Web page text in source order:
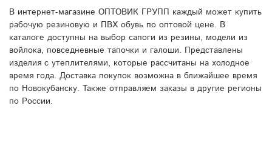
В интернет-магазине ОПТОВИК ГРУПП каждый может купить
рабочую резиновую и ПВХ обувь по оптовой цене. В
каталоге доступны на выбор сапоги из резины, модели из
войлока, повседневные тапочки и галоши. Представлены
изделия с утеплителями, которые рассчитаны на холодное
время года. Доставка покупок возможна в ближайшее время
по Новокубанску. Также отправляем заказы в другие регионы
по России.